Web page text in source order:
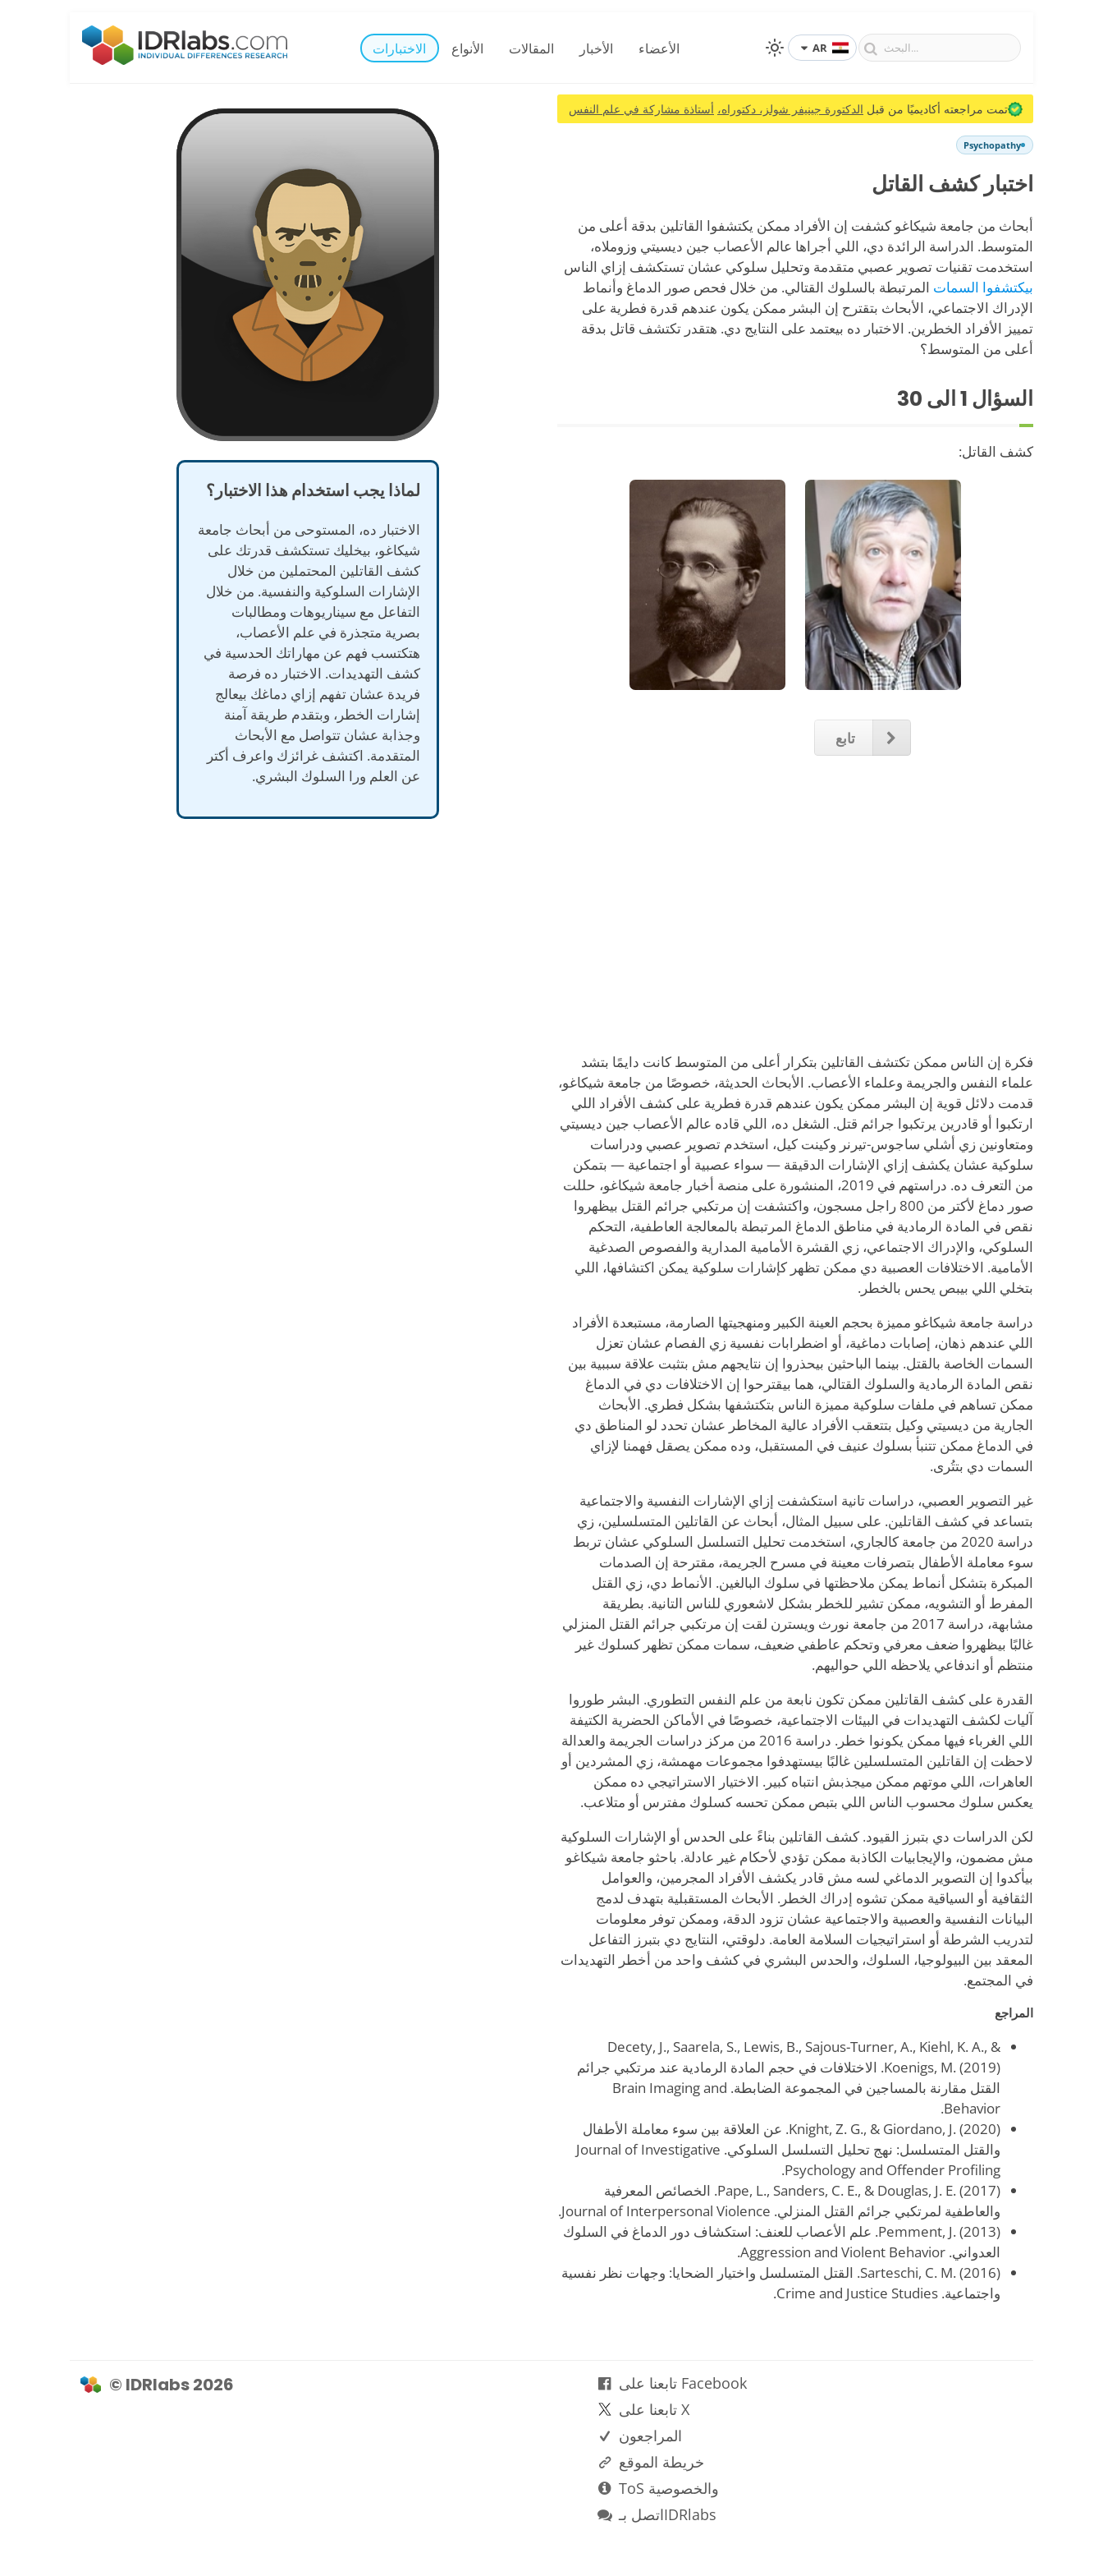
الاختبارات الأنواع المقالات الأخبار الأعضاء AR
تمت مراجعته أكاديميًا من قبل الدكتورة جينيفر شولز، دكتوراه، أستاذة مشاركة في علم النفس
Psychopathy
اختبار كشف القاتل
أبحاث من جامعة شيكاغو كشفت إن الأفراد ممكن يكتشفوا القاتلين بدقة أعلى من
المتوسط. الدراسة الرائدة دي، اللي أجراها عالم الأعصاب جين ديسيتي وزوملاه،
استخدمت تقنيات تصوير عصبي متقدمة وتحليل سلوكي عشان تستكشف إزاي الناس
بيكتشفوا السمات المرتبطة بالسلوك القتالي. من خلال فحص صور الدماغ وأنماط
الإدراك الاجتماعي، الأبحاث بتقترح إن البشر ممكن يكون عندهم قدرة فطرية على
تمييز الأفراد الخطرين. الاختبار ده بيعتمد على النتايج دي. هتقدر تكتشف قاتل بدقة
أعلى من المتوسط؟
السؤال 1الى 30
كشف القاتل:
تابع
فكرة إن الناس ممكن تكتشف القاتلين بتكرار أعلى من المتوسط كانت دايمًا بتشد
علماء النفس والجريمة وعلماء الأعصاب. الأبحاث الحديثة، خصوصًا من جامعة شيكاغو،
قدمت دلائل قوية إن البشر ممكن يكون عندهم قدرة فطرية على كشف الأفراد اللي
ارتكبوا أو قادرين يرتكبوا جرائم قتل. الشغل ده، اللي قاده عالم الأعصاب جين ديسيتي
ومتعاونين زي أشلي ساجوس-تيرنر وكينت كيل، استخدم تصوير عصبي ودراسات
سلوكية عشان يكشف إزاي الإشارات الدقيقة — سواء عصبية أو اجتماعية — بتمكن
من التعرف ده. دراستهم في 2019، المنشورة على منصة أخبار جامعة شيكاغو، حللت
صور دماغ لأكتر من 800 راجل مسجون، واكتشفت إن مرتكبي جرائم القتل بيظهروا
نقص في المادة الرمادية في مناطق الدماغ المرتبطة بالمعالجة العاطفية، التحكم
السلوكي، والإدراك الاجتماعي، زي القشرة الأمامية المدارية والفصوص الصدغية
الأمامية. الاختلافات العصبية دي ممكن تظهر كإشارات سلوكية يمكن اكتشافها، اللي
بتخلي اللي بيبص يحس بالخطر.
دراسة جامعة شيكاغو مميزة بحجم العينة الكبير ومنهجيتها الصارمة، مستبعدة الأفراد
اللي عندهم ذهان، إصابات دماغية، أو اضطرابات نفسية زي الفصام عشان تعزل
السمات الخاصة بالقتل. بينما الباحثين بيحذروا إن نتايجهم مش بتثبت علاقة سببية بين
نقص المادة الرمادية والسلوك القتالي، هما بيقترحوا إن الاختلافات دي في الدماغ
ممكن تساهم في ملفات سلوكية مميزة الناس بتكتشفها بشكل فطري. الأبحاث
الجارية من ديسيتي وكيل بتتعقب الأفراد عالية المخاطر عشان تحدد لو المناطق دي
في الدماغ ممكن تتنبأ بسلوك عنيف في المستقبل، وده ممكن يصقل فهمنا لإزاي
السمات دي بتتُرى.
غير التصوير العصبي، دراسات تانية استكشفت إزاي الإشارات النفسية والاجتماعية
بتساعد في كشف القاتلين. على سبيل المثال، أبحاث عن القاتلين المتسلسلين، زي
دراسة 2020 من جامعة كالجاري، استخدمت تحليل التسلسل السلوكي عشان تربط
سوء معاملة الأطفال بتصرفات معينة في مسرح الجريمة، مقترحة إن الصدمات
المبكرة بتشكل أنماط يمكن ملاحظتها في سلوك البالغين. الأنماط دي، زي القتل
المفرط أو التشويه، ممكن تشير للخطر بشكل لاشعوري للناس التانية. بطريقة
مشابهة، دراسة 2017 من جامعة نورث ويسترن لقت إن مرتكبي جرائم القتل المنزلي
غالبًا بيظهروا ضعف معرفي وتحكم عاطفي ضعيف، سمات ممكن تظهر كسلوك غير
منتظم أو اندفاعي يلاحظه اللي حواليهم.
القدرة على كشف القاتلين ممكن تكون نابعة من علم النفس التطوري. البشر طوروا
آليات لكشف التهديدات في البيئات الاجتماعية، خصوصًا في الأماكن الحضرية الكتيفة
اللي الغرباء فيها ممكن يكونوا خطر. دراسة 2016 من مركز دراسات الجريمة والعدالة
لاحظت إن القاتلين المتسلسلين غالبًا بيستهدفوا مجموعات مهمشة، زي المشردين أو
العاهرات، اللي موتهم ممكن ميجذبش انتباه كبير. الاختيار الاستراتيجي ده ممكن
يعكس سلوك محسوب الناس اللي بتبص ممكن تحسه كسلوك مفترس أو متلاعب.
لكن الدراسات دي بتبرز القيود. كشف القاتلين بناءً على الحدس أو الإشارات السلوكية
مش مضمون، والإيجابيات الكاذبة ممكن تؤدي لأحكام غير عادلة. باحثو جامعة شيكاغو
بيأكدوا إن التصوير الدماغي لسه مش قادر يكشف الأفراد المجرمين، والعوامل
الثقافية أو السياقية ممكن تشوه إدراك الخطر. الأبحاث المستقبلية بتهدف لدمج
البيانات النفسية والعصبية والاجتماعية عشان تزود الدقة، وممكن توفر معلومات
لتدريب الشرطة أو استراتيجيات السلامة العامة. دلوقتي، النتايج دي بتبرز التفاعل
المعقد بين البيولوجيا، السلوك، والحدس البشري في كشف واحد من أخطر التهديدات
في المجتمع.
المراجع
Decety, J., Saarela, S., Lewis, B., Sajous-Turner, A., Kiehl, K. A., &
Koenigs, M. (2019). الاختلافات في حجم المادة الرمادية عند مرتكبي جرائم
القتل مقارنة بالمساجين في المجموعة الضابطة. Brain Imaging and
Behavior.
Knight, Z. G., & Giordano, J. (2020). عن العلاقة بين سوء معاملة الأطفال
والقتل المتسلسل: نهج تحليل التسلسل السلوكي. Journal of Investigative
Psychology and Offender Profiling.
Pape, L., Sanders, C. E., & Douglas, J. E. (2017). الخصائص المعرفية
والعاطفية لمرتكبي جرائم القتل المنزلي. Journal of Interpersonal Violence.
Pemment, J. (2013). علم الأعصاب للعنف: استكشاف دور الدماغ في السلوك
العدواني. Aggression and Violent Behavior.
Sarteschi, C. M. (2016). القتل المتسلسل واختيار الضحايا: وجهات نظر نفسية
واجتماعية. Crime and Justice Studies.
لماذا يجب استخدام هذا الاختبار؟
الاختبار ده، المستوحى من أبحاث جامعة
شيكاغو، بيخليك تستكشف قدرتك على
كشف القاتلين المحتملين من خلال
الإشارات السلوكية والنفسية. من خلال
التفاعل مع سيناريوهات ومطالبات
بصرية متجذرة في علم الأعصاب،
هتكتسب فهم عن مهاراتك الحدسية في
كشف التهديدات. الاختبار ده فرصة
فريدة عشان تفهم إزاي دماغك بيعالج
إشارات الخطر، وبتقدم طريقة آمنة
وجذابة عشان تتواصل مع الأبحاث
المتقدمة. اكتشف غرائزك واعرف أكتر
عن العلم ورا السلوك البشري.
© IDRlabs 2026
تابعنا على Facebook
تابعنا على X
المراجعون
خريطة الموقع
ToS والخصوصية
اتصل بـIDRlabs